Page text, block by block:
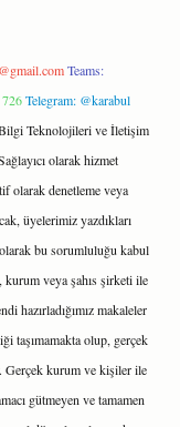
Teams:
Telegram: @karabul
Teknolojileri ve İletişim
olarak hizmet
olarak denetleme veya
üyelerimiz yazdıkları
bu sorumluluğu kabul
kurum veya şahıs şirketi ile
hazırladığımız makaleler
taşımamakta olup, gerçek
Gerçek kurum ve kişiler ile
gütmeyen ve tamamen